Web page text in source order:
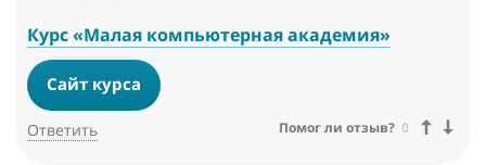
Курс «Малая компьютерная академия»
Сайт курса
Ответить Помог ли отзыв? 0